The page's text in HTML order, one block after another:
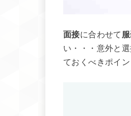
面接に合わせて
い・・・意外と
ておくべきポイ